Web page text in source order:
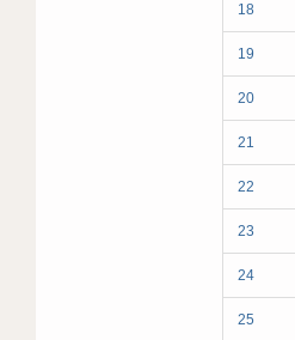
18
19
20
21
22
23
24
25